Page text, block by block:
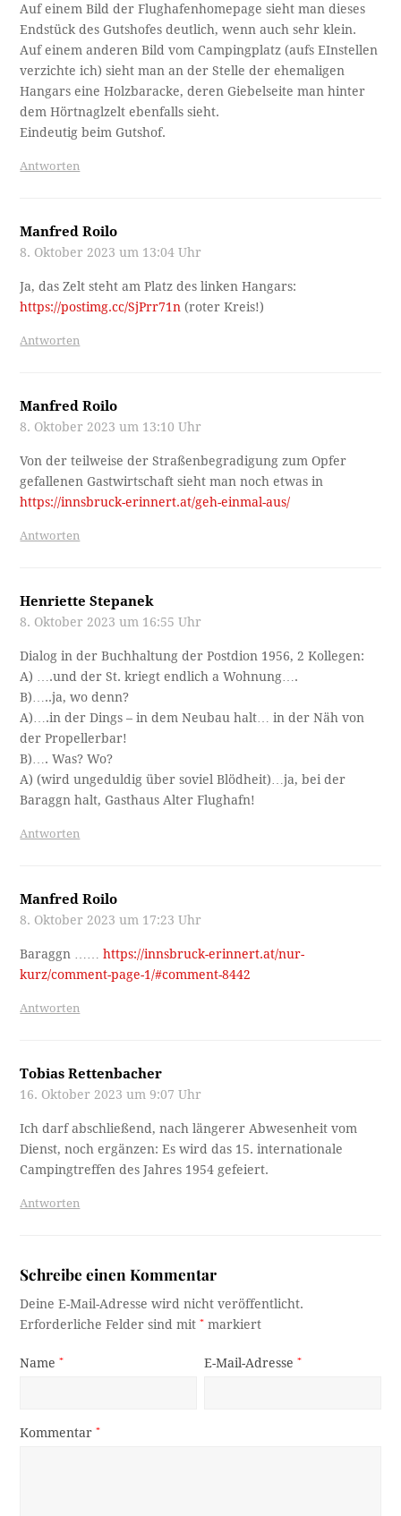
Auf einem Bild der Flughafenhomepage sieht man dieses
Endstück des Gutshofes deutlich, wenn auch sehr klein.
Auf einem anderen Bild vom Campingplatz (aufs EInstellen
verzichte ich) sieht man an der Stelle der ehemaligen
Hangars eine Holzbaracke, deren Giebelseite man hinter
dem Hörtnaglzelt ebenfalls sieht.
Eindeutig beim Gutshof.
Antworten
Manfred Roilo
8. Oktober 2023 um 13:04 Uhr
Ja, das Zelt steht am Platz des linken Hangars:
https://postimg.cc/SjPrr71n (roter Kreis!)
Antworten
Manfred Roilo
8. Oktober 2023 um 13:10 Uhr
Von der teilweise der Straßenbegradigung zum Opfer
gefallenen Gastwirtschaft sieht man noch etwas in
https://innsbruck-erinnert.at/geh-einmal-aus/
Antworten
Henriette Stepanek
8. Oktober 2023 um 16:55 Uhr
Dialog in der Buchhaltung der Postdion 1956, 2 Kollegen:
A) ….und der St. kriegt endlich a Wohnung….
B)…..ja, wo denn?
A)….in der Dings – in dem Neubau halt… in der Näh von
der Propellerbar!
B)…. Was? Wo?
A) (wird ungeduldig über soviel Blödheit)…ja, bei der
Baraggn halt, Gasthaus Alter Flughafn!
Antworten
Manfred Roilo
8. Oktober 2023 um 17:23 Uhr
Baraggn ……https://innsbruck-erinnert.at/nur-
kurz/comment-page-1/#comment-8442
Antworten
Tobias Rettenbacher
16. Oktober 2023 um 9:07 Uhr
Ich darf abschließend, nach längerer Abwesenheit vom
Dienst, noch ergänzen: Es wird das 15. internationale
Campingtreffen des Jahres 1954 gefeiert.
Antworten
Schreibe einen Kommentar
Deine E-Mail-Adresse wird nicht veröffentlicht.
Erforderliche Felder sind mit* markiert
Name* E-Mail-Adresse*
Kommentar*